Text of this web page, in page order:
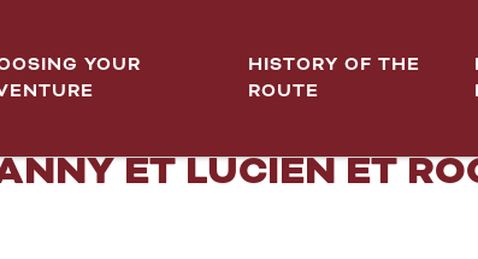
YOUR
HISTORY OF THE
ROUTE
DÉGUSTATION DU
ET LUCIEN ET